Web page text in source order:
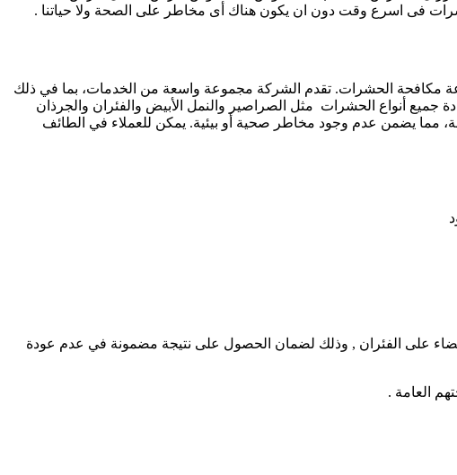
فى اسرع وقت دون ان يكون هناك أى مخاطر على الصحة ولا حياتنا .
مكافحة الحشرات. تقدم الشركة مجموعة واسعة من الخدمات، بما في ذلك
أنواع الحشرات مثل الصراصير والنمل الأبيض والفئران والجرذان
مما يضمن عدم وجود مخاطر صحية أو بيئية. يمكن للعملاء في الطائف
على الفئران , وذلك لضمان الحصول على نتيجة مضمونة في عدم عودة